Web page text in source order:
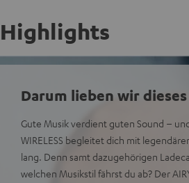
Highlights
Darum lieben wir
Gute Musik verdient guten Sound –
WIRELESS begleitet dich mit
lang. Denn samt dazugehörigen
welchen Musikstil fährst du ab? Der